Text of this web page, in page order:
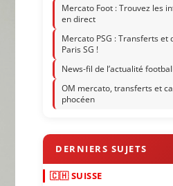
Mercato Foot : Trouvez les
en direct
Mercato PSG : Transferts et
Paris SG !
News-fil de l’actualité football
OM mercato, transferts et
phocéen
🇨🇭 SUISSE